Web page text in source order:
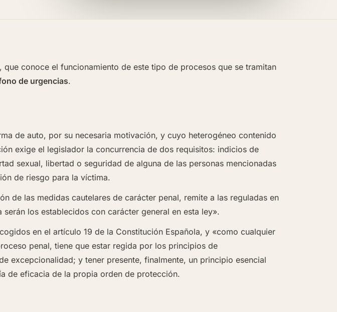
conoce el funcionamiento de este tipo de procesos que se tramitan
de urgencias.
de auto, por su necesaria motivación, y cuyo heterogéneo contenido
exige el legislador la concurrencia de dos requisitos: indicios de
sexual, libertad o seguridad de alguna de las personas mencionadas
de riesgo para la víctima.
de las medidas cautelares de carácter penal, remite a las reguladas en
los establecidos con carácter general en esta ley».
en el artículo 19 de la Constitución Española, y «como cualquier
penal, tiene que estar regida por los principios de
excepcionalidad; y tener presente, finalmente, un principio esencial
de eficacia de la propia orden de protección.